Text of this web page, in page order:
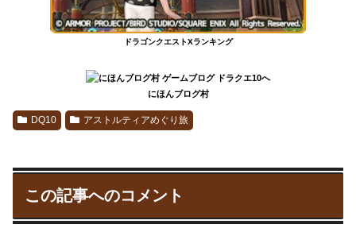
ドラゴンクエストXランキング
にほんブログ村
DQ10 アストルティアめぐり旅
この記事へのコメント